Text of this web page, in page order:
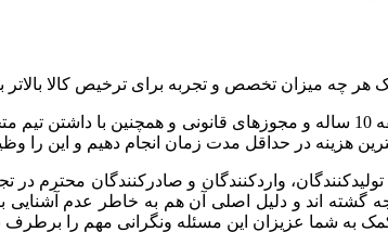
چه میزان تخصص و تجربه برای ترخیص کالا بالاتر
ما در بازرگانی تجارت گستر رایان با داشتن سابقه 10 ساله و
هزینه در حداقل مدت زمان انجام دهیم و این را
واردکنندگان و صادرکنندگان
گشته اند و دلیل اصلی آن هم به خاطر عدم
به شما عزیزان این مسئله ونگرانی مهم را